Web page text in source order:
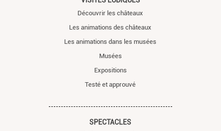
Découvrir les châteaux
Les animations des châteaux
Les animations dans les musées
Musées
Expositions
Testé et approuvé
SPECTACLES